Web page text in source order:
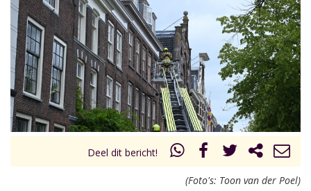
De avond van Sleutelstad
18.00 - 19.00 uur
Vorig uur
uur 1 van 0 Volgend uur
Inklappen
Deel dit bericht!
(Foto's: Toon van der Poel)